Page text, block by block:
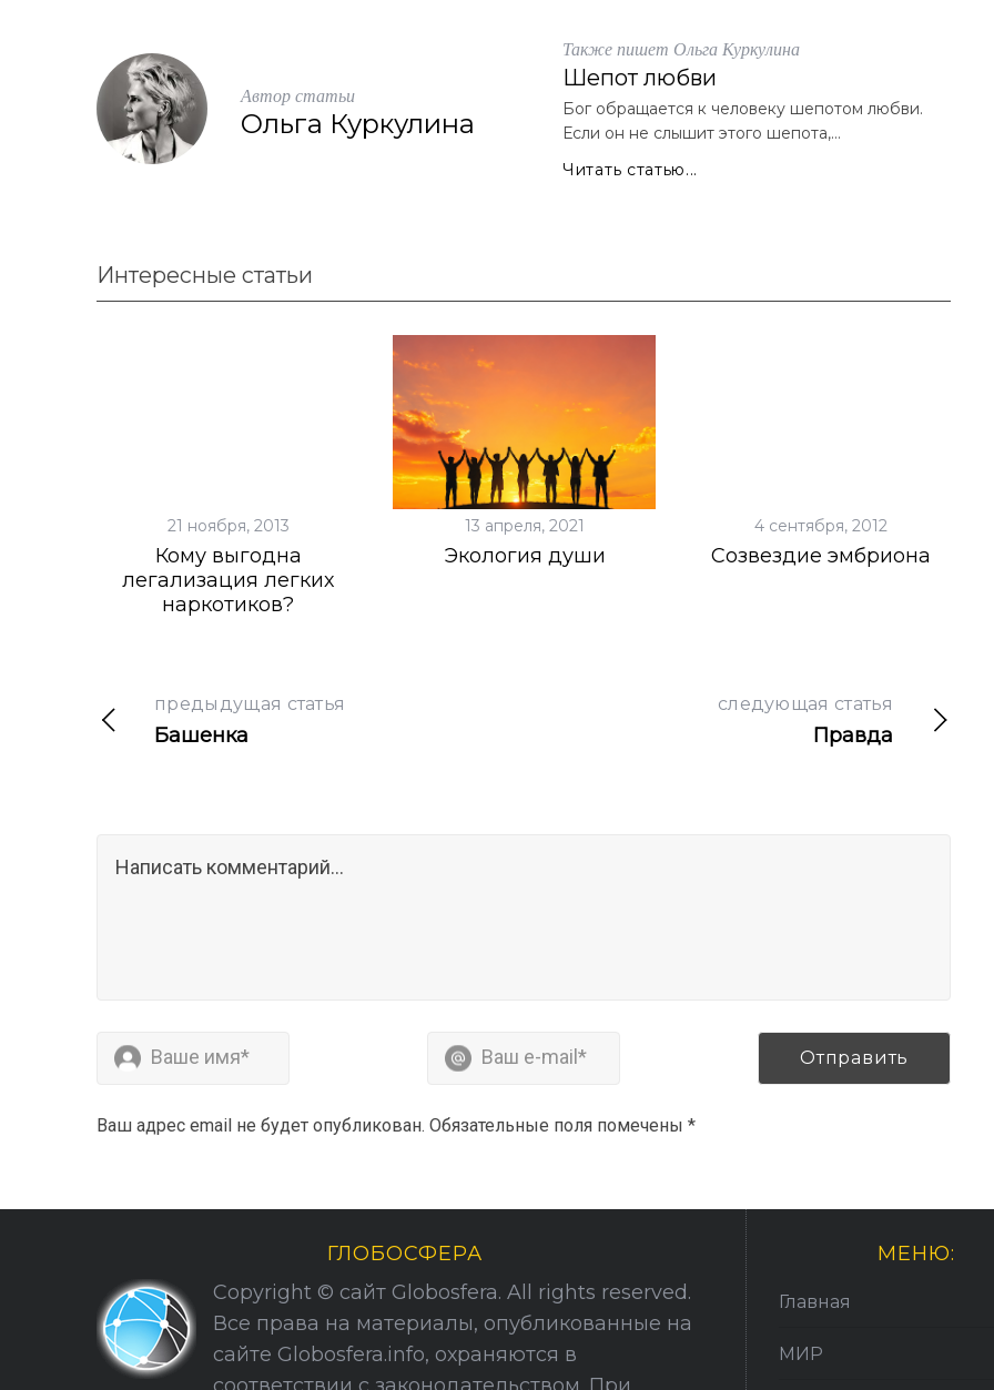
Автор статьи
Ольга Куркулина
Также пишет Ольга Куркулина
Шепот любви
Бог обращается к человеку шепотом любви.
Если он не слышит этого шепота,...
Читать статью...
Интересные статьи
21 ноября, 2013
Кому выгодна
легализация легких
наркотиков?
13 апреля, 2021
Экология души
4 сентября, 2012
Созвездие эмбриона
предыдущая статья
Башенка
следующая статья
Правда
Ваш адрес email не будет опубликован. Обязательные поля помечены *
ГЛОБОСФЕРА
Copyright © сайт Globosfera. All rights reserved.
Все права на материалы, опубликованные на
сайте Globosfera.info, охраняются в
МЕНЮ:
Главная
МИР